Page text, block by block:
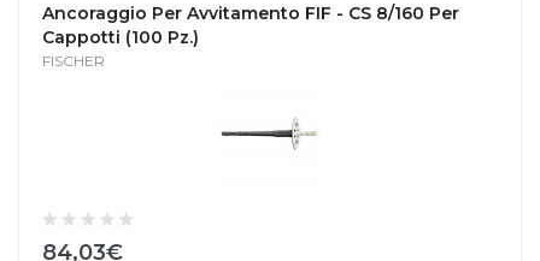
Ancoraggio Per Avvitamento FIF - CS 8/160 Per
Cappotti (100 Pz.)
FISCHER
84,03€